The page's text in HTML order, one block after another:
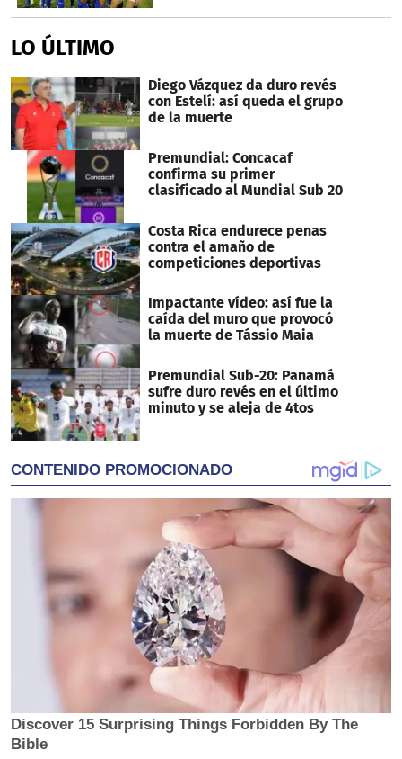
LO ÚLTIMO
Diego Vázquez da duro revés
con Estelí: así queda el grupo
de la muerte
Premundial: Concacaf
confirma su primer
clasificado al Mundial Sub 20
Costa Rica endurece penas
contra el amaño de
competiciones deportivas
Impactante vídeo: así fue la
caída del muro que provocó
la muerte de Tássio Maia
Premundial Sub-20: Panamá
sufre duro revés en el último
minuto y se aleja de 4tos